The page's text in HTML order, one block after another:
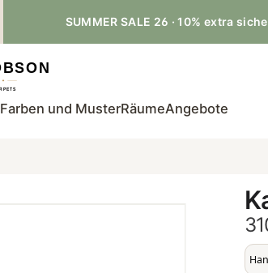
SUMMER SALE 26 · 10% extra
Farben und MusterRäumeAngebote